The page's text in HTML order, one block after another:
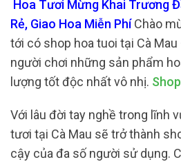
Hoa Tươi Mừng Khai Trương
Rẻ, Giao Hoa Miễn PhíChào
tới có shop hoa tuoi tại Cà
người chơi những sản phẩm
lượng tốt độc nhất vô nhị.
Với lâu đời tay nghề trong lĩnh
tươi tại Cà Mau sẽ trở thành
cậy của đa số người sử dụng.